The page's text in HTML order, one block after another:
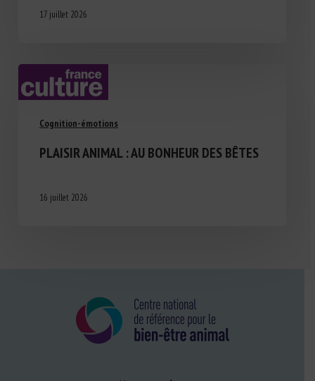
17 juillet 2026
Cognition-émotions
PLAISIR ANIMAL : AU BONHEUR DES BÊTES
16 juillet 2026